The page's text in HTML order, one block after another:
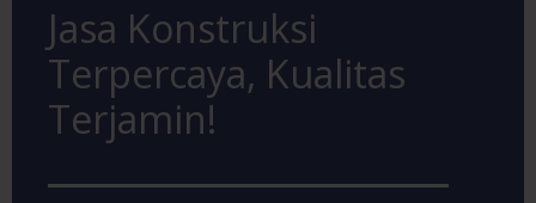
Jasa Konstruksi
Terpercaya, Kualitas
Terjamin!